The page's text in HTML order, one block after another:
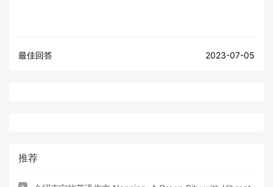
最佳回答 2023-07-05
推荐